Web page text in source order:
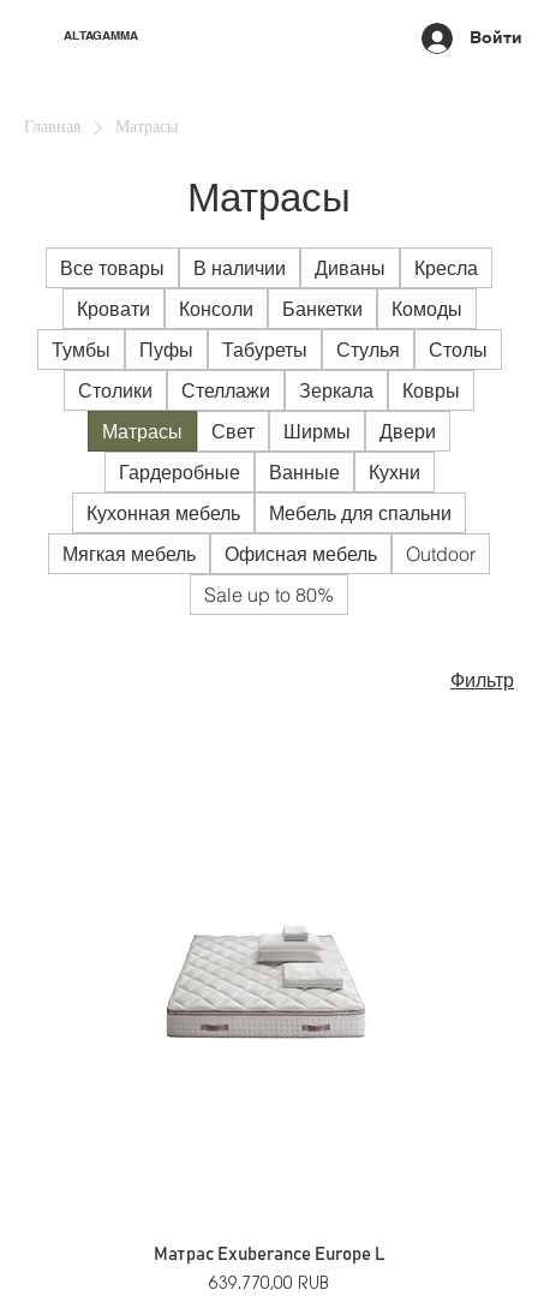
ALTAGAMMA Войти
Главная Матрасы
Матрасы
Все товары В наличии Диваны
Кресла
Кровати
Консоли Банкетки
Комоды
Тумбы
Пуфы Табуреты Стулья
Столы
Столики
Стеллажи Зеркала
Ковры
Матрасы
Свет Ширмы
Двери
Гардеробные
Ванные
Кухни
Кухонная мебель
Мебель для спальни
Мягкая мебель
Офисная мебель
Outdoor
Sale up to 80%
Фильтр
Матрас Exuberance Europe L
Цена
639.770,00 RUB